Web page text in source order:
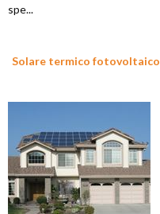
spe...
Solare termico fotovoltaico